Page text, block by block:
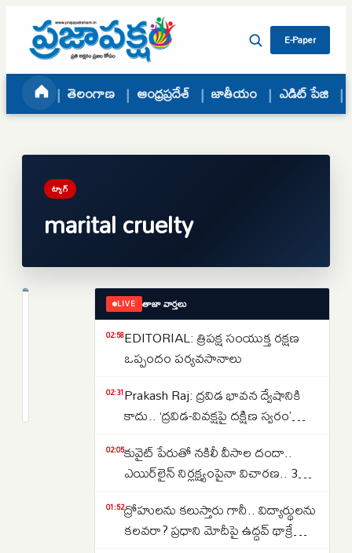
Skip to content
E-Paper
తెలంగాణ ఆంధ్రప్రదేశ్ జాతీయం ఎడిట్ పేజి
ట్యాగ్
marital cruelty
మాట్లాడకపోవడం
LIVE తాజా వార్తలు
02:58EDITORIAL: త్రిపక్ష సంయుక్త రక్షణ
ఒప్పందం పర్యవసానాలు
02:31Prakash Raj: ద్రవిడ భావన ద్వేషానికి
కాదు.. ‘ద్రవిడ-వివక్షపై దక్షిణ స్వరం’
02:05కువైట్ పేరుతో నకిలీ వీసాల దందా..
ఎయిర్‌లైన్ నిర్లక్ష్యంపైనా విచారణ.. 39
01:52ద్రోహులను కలుస్తారు గానీ.. విద్యార్థులను
కలవరా? ప్రధాని మోదీపై ఉద్ధవ్ థాక్రే